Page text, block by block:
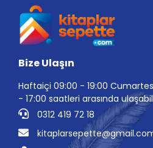
Bize Ulaşın
Haftaiçi 09:00 - 19:00
- 17:00 saatleri arasında
0312 419 72 18